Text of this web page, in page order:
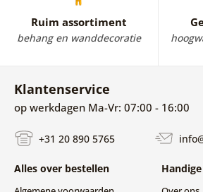
Ruim assortiment
behang en wanddecoratie
Klantenservice
op werkdagen Ma-Vr: 07:00 - 16:00
+31 20 890 5765
Alles over bestellen